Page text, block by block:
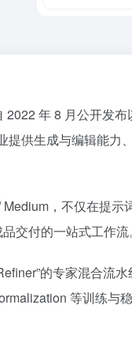
年 8 月公开发布
提供生成与编辑能力
，不仅在提
交付的一站式工作流。
的专家混合流
等训练与